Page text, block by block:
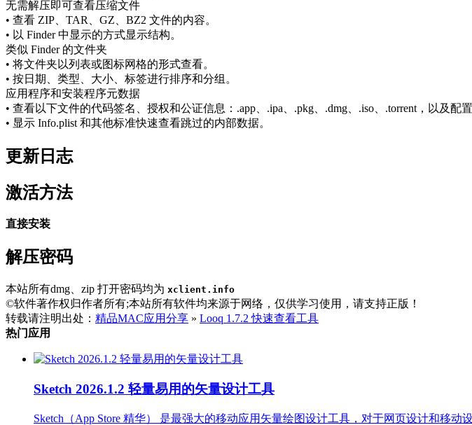
无需解压即可查看压缩文件
• 查看 ZIP、TAR、GZ、BZ2 文件的内容。
• 以 Finder 中显示的方式显示结构。
类似 Finder 的文件夹
• 将文件夹以列表或图标网格的形式查看。
• 按日期、类型、大小、标签进行排序和分组。
应用程序和安装程序元数据
• 查看以下文件的代码签名、授权和公证信息：.app、.ipa、.pkg、.dmg、.iso、.torrent，以及配
• 显示 Info.plist 和其他标准快速查看跳过的内部数据。
更新日志
激活方法
直接安装
解压密码
本站所有dmg、zip 打开密码均为 xclient.info
©软件著作权归作者所有;本站所有软件均来源于网络，仅供学习使用，请支持正版！
转载请注明出处： 精品MAC应用分享 » Looq 1.7.2 快速查看工具
热门应用
Sketch 2026.1.2 轻量易用的矢量设计工具
Sketch（App Store 精华） 是最强大的移动应用矢量绘图设计工具，对于网页设计和移